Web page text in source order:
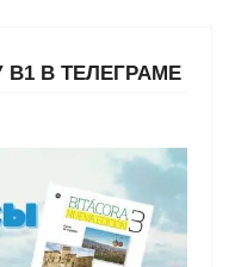
В ТЕЛЕГРАМЕ